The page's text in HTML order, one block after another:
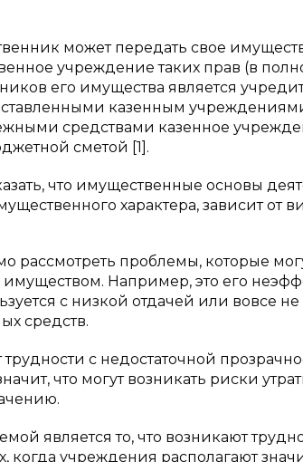
может передать свое
учреждение таких прав (в
его имущества является
казенным
средствами казенное
сметой [1].
что имущественные основы
характера, зависит от
рассмотреть проблемы, которые
Например, это его
с низкой отдачей или вовсе
средств.
трудности с недостаточной
что могут возникать риски
является то, что возникают
когда учреждения располагают